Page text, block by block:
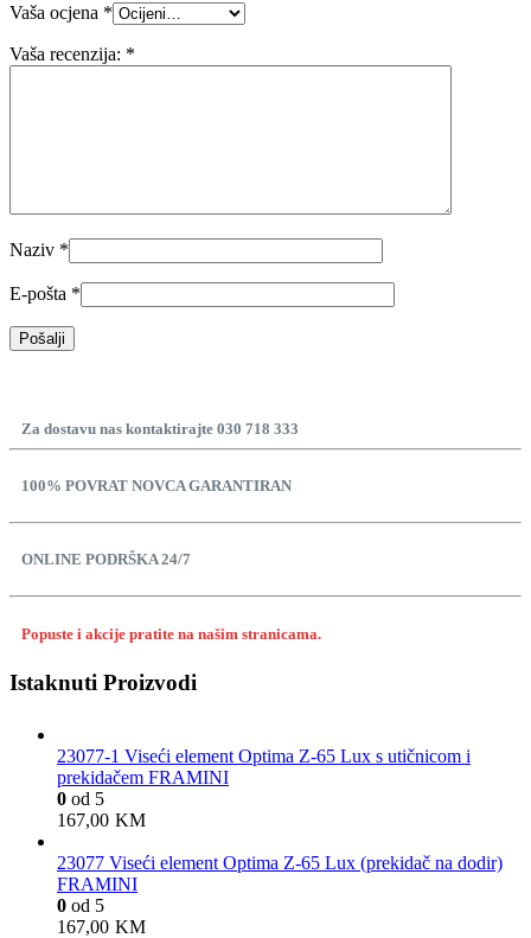
Vaša ocjena *
Vaša recenzija: *
Naziv *
E-pošta *
Za dostavu nas kontaktirajte 030 718 333
100% POVRAT NOVCA GARANTIRAN
ONLINE PODRŠKA 24/7
Popuste i akcije pratite na našim stranicama.
Istaknuti Proizvodi
23077-1 Viseći element Optima Z-65 Lux s utičnicom i
prekidačem FRAMINI
0 od 5
167,00 KM
23077 Viseći element Optima Z-65 Lux (prekidač na dodir)
FRAMINI
0 od 5
167,00 KM